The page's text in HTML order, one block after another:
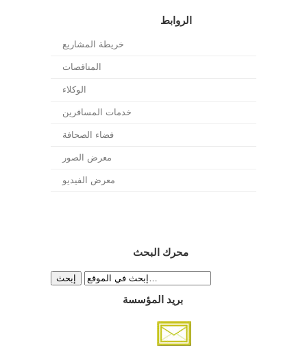
الروابط
خريطة المشاريع
المناقصات
الوكلاء
خدمات المسافرين
فضاء الصحافة
معرض الصور
معرض الفيديو
محرك البحث
بريد المؤسسة